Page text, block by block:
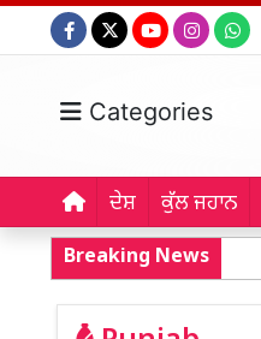
Categories
ਦੇਸ਼ ਕੁੱਲ ਜਹਾਨ
Breaking News